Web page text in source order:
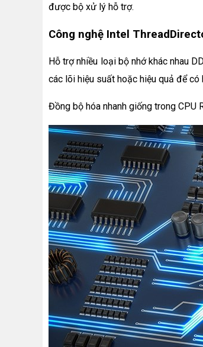
được bộ xử lý hỗ trợ.
Công nghệ Intel
Hỗ trợ nhiều loại bộ nhớ khác nhau
các lõi hiệu suất hoặc hiệu quả để có
Đồng bộ hóa nhanh giống trong CPU